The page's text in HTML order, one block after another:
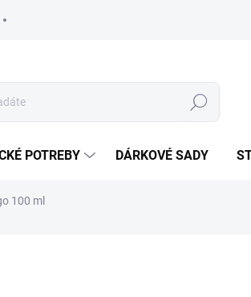
Hľadať
POTREBY DÁRKOVÉ SADY
100 ml